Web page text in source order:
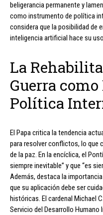
beligerancia permanente y
como instrumento de política
considera que la posibilidad de
inteligencia artificial hace su
La
Guerra
Política
El Papa critica la tendencia
para resolver conflictos, lo que
de la paz. En la encíclica, el
siempre inevitable” y que “es
Además, destaca la
que su aplicación debe ser
históricas. El cardenal Michael
Servicio del Desarrollo Humano